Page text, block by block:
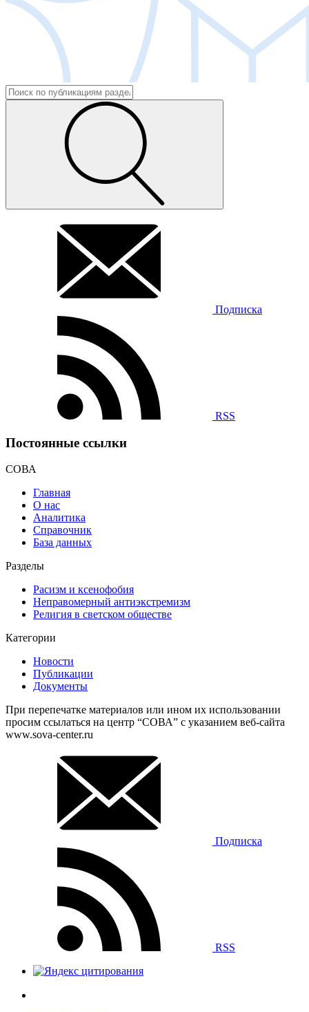
Подписка
RSS
Постоянные ссылки
СОВА
Главная
О нас
Аналитика
Справочник
База данных
Разделы
Расизм и ксенофобия
Неправомерный антиэкстремизм
Религия в светском обществе
Категории
Новости
Публикации
Документы
При перепечатке материалов или ином их использовании
просим ссылаться на центр “СОВА” с указанием веб-сайта
www.sova-center.ru
Подписка
RSS